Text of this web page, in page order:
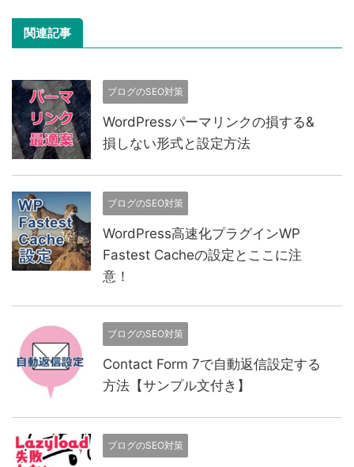
関連記事
ブログのSEO対策
WordPressパーマリンクの損する&
損しない形式と設定方法
ブログのSEO対策
WordPress高速化プラグインWP
Fastest Cacheの設定とここに注
意！
ブログのSEO対策
Contact Form 7で自動返信設定する
方法【サンプル文付き】
ブログのSEO対策